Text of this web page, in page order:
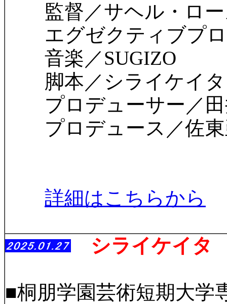
監督／サヘル・ロー
エグゼクティブプロ
音楽／SUGIZO
脚本／シライケイタ
プロデューサー／田
プロデュース／佐東
詳細はこちらから
シライケイタ
■桐朋学園芸術短期大